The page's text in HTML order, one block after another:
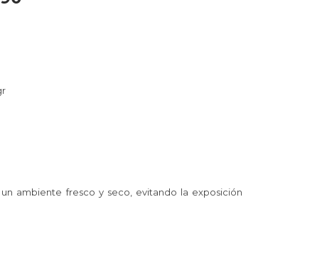
ambiente fresco y seco, evitando la exposición